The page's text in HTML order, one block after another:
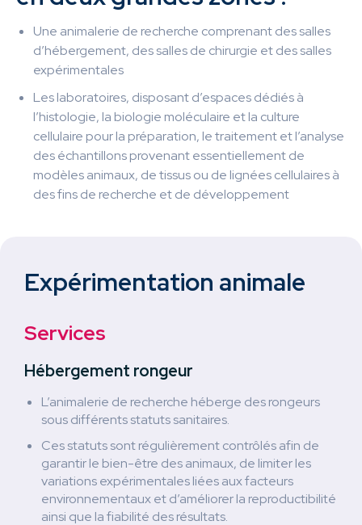
Une animalerie de recherche comprenant des salles
d’hébergement, des salles de chirurgie et des salles
expérimentales
Les laboratoires, disposant d’espaces dédiés à
l’histologie, la biologie moléculaire et la culture
cellulaire pour la préparation, le traitement et l’analyse
des échantillons provenant essentiellement de
modèles animaux, de tissus ou de lignées cellulaires à
des fins de recherche et de développement
Expérimentation animale
Services
Hébergement rongeur
L’animalerie de recherche héberge des rongeurs
sous différents statuts sanitaires.
Ces statuts sont régulièrement contrôlés afin de
garantir le bien-être des animaux, de limiter les
variations expérimentales liées aux facteurs
environnementaux et d’améliorer la reproductibilité
ainsi que la fiabilité des résultats.